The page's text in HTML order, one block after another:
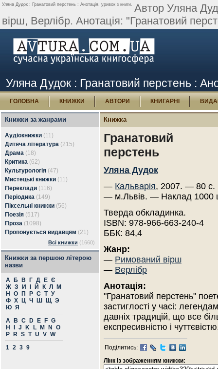
Уляна Дудок : Гранатовий перстень : Анотація, уривок з книги. Автор Уляна
вірш, Верлібр. Анотація: "Гранатовий
Уляна Дудок : Гранатовий перстень :
ГОЛОВНА КНИЖКИ АВТОРИ КНИГАРНІ
Книжки за жанрами
Аудіокнижки (11)
Дитяча література (215)
Драма (18)
Критика (62)
Культурологія (47)
Мистецькі книжки (11)
Переклади (116)
Періодика (149)
Піксельні книжки (56)
Поезія (517)
Проза (1098)
Пропонується видавцям (21)
Всі книжки (1660)
Книжки за першою літерою
назви
А Б В Г Д Е Є
Ж З И Й К Л
М
Н
О П Р С Т У
Ф Х Ц Ч Ш Щ Э
Ю Я
A
B C D E F G
H
J K L M N
O
P
R S T U V W
1 2 3 9
Книжка
Гранатовий
перстень
Уляна Дудок
— Кальварія, 2007. — 80 с.
— м.Львів. — Наклад 1000
Тверда обкладинка.
ISBN: 978-966-663-240-4
ББК: 84,4
Жанр:
— Римований вірш
— Верлібр
Анотація:
"Гранатовий перстень"
застиглості у часі:
давніх традицій, що все
експресивністю і
Поділитись:
Лінк із зображенням книжки: